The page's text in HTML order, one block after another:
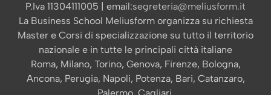
P.Iva 11304111005 | email:segreteria@meliusform.it
La Business School Meliusform organizza su richiesta
Master e Corsi di specializzazione su tutto il territorio
nazionale e in tutte le principali città italiane
Roma, Milano, Torino, Genova, Firenze, Bologna,
Ancona, Perugia, Napoli, Potenza, Bari, Catanzaro,